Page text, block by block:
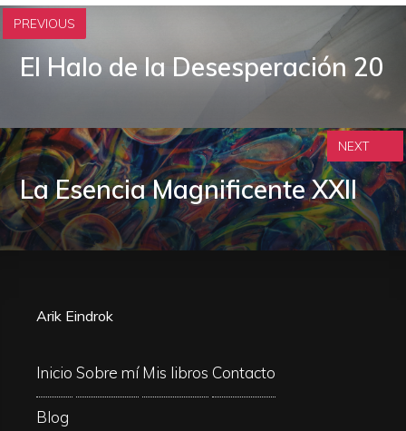
PREVIOUS
El Halo de la Desesperación 20
La Esencia Magnificente XXII
NEXT
Arik Eindrok
Inicio Sobre mí Mis libros Contacto
Blog